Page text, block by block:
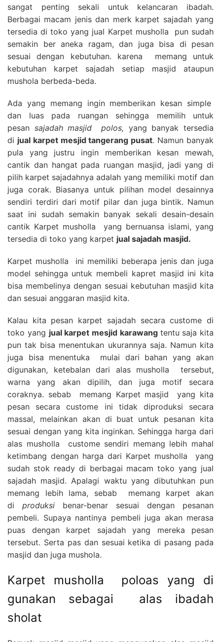
sangat penting sekali untuk kelancaran ibadah.
Berbagai macam jenis dan merk karpet sajadah yang
tersedia di toko yang jual Karpet musholla pun sudah
semakin ber aneka ragam, dan juga bisa di pesan
sesuai dengan kebutuhan. karena memang untuk
kebutuhan karpet sajadah setiap masjid ataupun
mushola berbeda-beda.
Ada yang memang ingin memberikan kesan simple
dan luas pada ruangan sehingga memilih untuk
pesan sajadah masjid polos, yang banyak tersedia
di jual karpet mesjid tangerang pusat. Namun banyak
pula yang justru ingin memberikan kesan mewah,
cantik dan hangat pada ruangan masjid, jadi yang di
pilih karpet sajadahnya adalah yang memiliki motif dan
juga corak. Biasanya untuk pilihan model desainnya
sendiri terdiri dari motif pilar dan juga bintik. Namun
saat ini sudah semakin banyak sekali desain-desain
cantik Karpet musholla yang bernuansa islami, yang
tersedia di toko yang karpet jual sajadah masjid.
Karpet musholla ini memiliki beberapa jenis dan juga
model sehingga untuk membeli kapret masjid ini kita
bisa membelinya dengan sesuai kebutuhan masjid kita
dan sesuai anggaran masjid kita.
Kalau kita pesan karpet sajadah secara custome di
toko yang jual karpet mesjid karawang tentu saja kita
pun tak bisa menentukan ukurannya saja. Namun kita
juga bisa menentuka mulai dari bahan yang akan
digunakan, ketebalan dari alas musholla tersebut,
warna yang akan dipilih, dan juga motif secara
coraknya. sebab memang Karpet masjid yang kita
pesan secara custome ini tidak diproduksi secara
massal, melainkan akan di buat untuk pesanan kita
sesuai dengan yang kita inginkan. Sehingga harga dari
alas musholla custome sendiri memang lebih mahal
ketimbang dengan harga dari Karpet musholla yang
sudah stok ready di berbagai macam toko yang jual
sajadah masjid. Apalagi waktu yang dibutuhkan pun
memang lebih lama, sebab memang karpet akan
di produksi benar-benar sesuai dengan pesanan
pembeli. Supaya nantinya pembeli juga akan merasa
puas dengan karpet sajadah yang mereka pesan
tersebut. Serta pas dan sesuai ketika di pasang pada
masjid dan juga mushola.
Karpet musholla poloas yang di
gunakan sebagai alas ibadah
sholat